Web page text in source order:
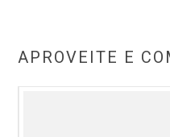
APROVEITE E